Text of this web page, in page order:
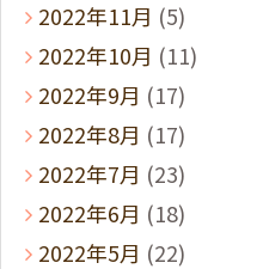
2022年11月 (5)
2022年10月 (11)
2022年9月 (17)
2022年8月 (17)
2022年7月 (23)
2022年6月 (18)
2022年5月 (22)